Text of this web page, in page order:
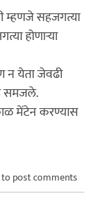
म्हणजे सहजगत्या
होणार्‍या
न येता जेवढी
समजले.
मेंटेन करण्यास
to post comments